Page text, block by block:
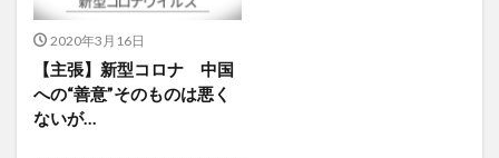
2020年3月16日
【主張】新型コロナ 中国
への“善意”そのものは悪く
ないが…